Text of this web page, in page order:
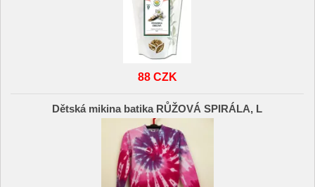
88 CZK
Dětská mikina batika RŮŽOVÁ SPIRÁLA, L